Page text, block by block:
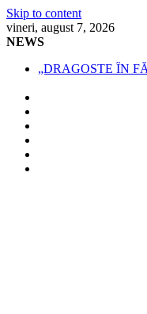
Skip to content
vineri, august 7, 2026
NEWS
„DRAGOSTE ÎN